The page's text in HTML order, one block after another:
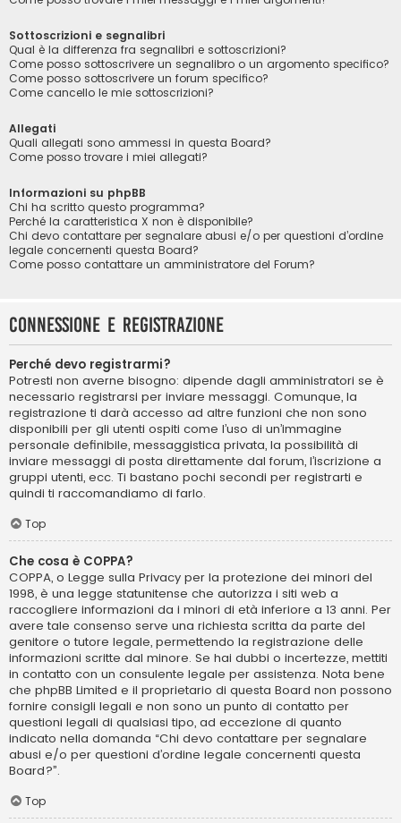
Sottoscrizioni e segnalibri
Qual è la differenza fra segnalibri e sottoscrizioni?
Come posso sottoscrivere un segnalibro o un argomento specifico?
Come posso sottoscrivere un forum specifico?
Come cancello le mie sottoscrizioni?
Allegati
Quali allegati sono ammessi in questa Board?
Come posso trovare i miei allegati?
Informazioni su phpBB
Chi ha scritto questo programma?
Perché la caratteristica X non è disponibile?
Chi devo contattare per segnalare abusi e/o per questioni d’ordine
legale concernenti questa Board?
Come posso contattare un amministratore del Forum?
Connessione e registrazione
Perché devo registrarmi?
Potresti non averne bisogno: dipende dagli amministratori se è
necessario registrarsi per inviare messaggi. Comunque, la
registrazione ti darà accesso ad altre funzioni che non sono
disponibili per gli utenti ospiti come l’uso di un’immagine
personale definibile, messaggistica privata, la possibilità di
inviare messaggi di posta direttamente dal forum, l’iscrizione a
gruppi utenti, ecc. Ti bastano pochi secondi per registrarti e
quindi ti raccomandiamo di farlo.
Top
Che cosa è COPPA?
COPPA, o Legge sulla Privacy per la protezione dei minori del
1998, è una legge statunitense che autorizza i siti web a
raccogliere informazioni da i minori di età inferiore a 13 anni. Per
avere tale consenso serve una richiesta scritta da parte del
genitore o tutore legale, permettendo la registrazione delle
informazioni scritte dal minore. Se hai dubbi o incertezze, mettiti
in contatto con un consulente legale per assistenza. Nota bene
che phpBB Limited e il proprietario di questa Board non possono
fornire consigli legali e non sono un punto di contatto per
questioni legali di qualsiasi tipo, ad eccezione di quanto
indicato nella domanda “Chi devo contattare per segnalare
abusi e/o per questioni d’ordine legale concernenti questa
Board?”.
Top